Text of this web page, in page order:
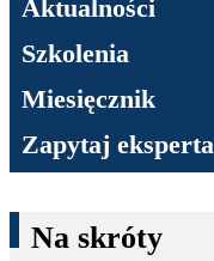
Aktualności
Szkolenia
Miesięcznik
Zapytaj eksperta
Na skróty